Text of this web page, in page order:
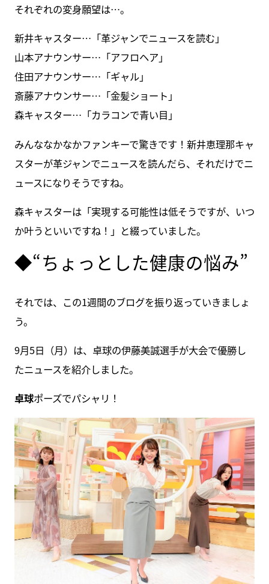
それぞれの変身願望は…。
新井キャスター…「革ジャンでニュースを読む」
山本アナウンサー…「アフロヘア」
住田アナウンサー…「ギャル」
斎藤アナウンサー…「金髪ショート」
森キャスター…「カラコンで青い目」
みんななかなかファンキーで驚きです！新井恵理那キャ
スターが革ジャンでニュースを読んだら、それだけでニ
ュースになりそうですね。
森キャスターは「実現する可能性は低そうですが、いつ
か叶うといいですね！」と綴っていました。
◆“ちょっとした健康の悩み”
それでは、この1週間のブログを振り返っていきましょ
う。
9月5日（月）は、卓球の伊藤美誠選手が大会で優勝し
たニュースを紹介しました。
卓球ポーズでパシャリ！